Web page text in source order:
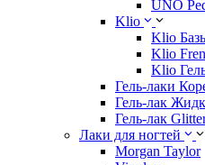
UNO
Klio
Klio
Klio
Klio
Гель-лаки
Гель-лак
Гель-лак
Лаки для ногтей
Morgan Taylor